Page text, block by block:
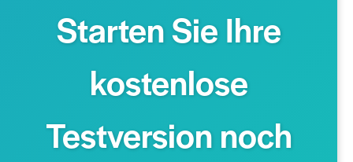
Starten Sie Ihre
kostenlose
Testversion noch